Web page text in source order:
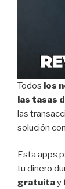
Todos los
las tasas
las
solución
Esta apps
tu dinero
gratuitay